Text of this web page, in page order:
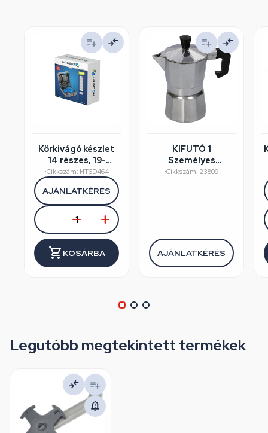
Körkivágó készlet
14 részes, 19-
75mm, műanyag
koffer, HÖGERT
HT6D464
•Cikkszám: HT6D464
AJÁNLATKÉRÉS
KOSÁRBA
KIFUTÓ 1
Személyes
kávéfőző
•Cikkszám: 23809
AJÁNLATKÉRÉS
Legutóbb megtekintett termékek